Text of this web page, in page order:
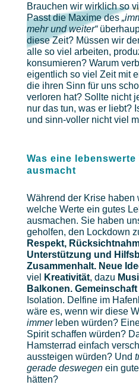
Brauchen wir wirklich so
Passt die Maxime des
mehr und weiter“
diese Zeit? Müssen wir
alle so viel arbeiten,
konsumieren? Warum
eigentlich so viel Zeit mit
die ihren Sinn für uns
verloren hat? Sollte nicht
nur das tun, was er liebt?
und sinn-voller nicht viel
Was eine lebenswerte
ausmacht
Während der Krise haben
welche Werte ein gutes
ausmachen. Sie haben
geholfen, den Lockdown
Respekt,
Unterstützung und
Zusammenhalt. Neue
viel
Kreativität, dazu
Balkonen. Gemeinschaft
Isolation. Delfine im
wäre es, wenn wir diese
immerleben würden?
Spirit schaffen würden?
Hamsterrad einfach
aussteigen würden? Und
gerade deswegenein
hätten?